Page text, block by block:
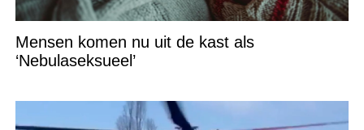
Mensen komen nu uit de kast als
‘Nebulaseksueel’